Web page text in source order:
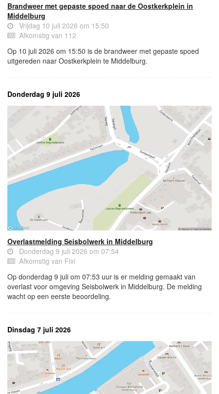
Brandweer met gepaste spoed naar de Oostkerkplein in
Middelburg
Vrijdag 10 juli 2026 om 15:50
Afkomstig van 112
Op 10 juli 2026 om 15:50 is de brandweer met gepaste spoed
uitgereden naar Oostkerkplein te Middelburg.
Donderdag 9 juli 2026
Overlastmelding Seisbolwerk in Middelburg
Donderdag 9 juli 2026 om 07:54
Afkomstig van Fixi
Op donderdag 9 juli om 07:53 uur is er melding gemaakt van
overlast voor omgeving Seisbolwerk in Middelburg. De melding
wacht op een eerste beoordeling.
Dinsdag 7 juli 2026